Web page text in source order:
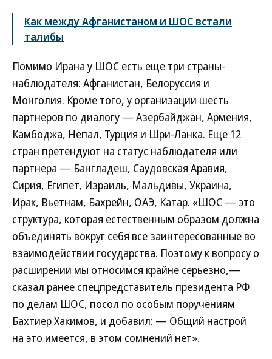
Как между Афганистаном и ШОС встали
талибы
Помимо Ирана у ШОС есть еще три страны-
наблюдателя: Афганистан, Белоруссия и
Монголия. Кроме того, у организации шесть
партнеров по диалогу — Азербайджан, Армения,
Камбоджа, Непал, Турция и Шри-Ланка. Еще 12
стран претендуют на статус наблюдателя или
партнера — Бангладеш, Саудовская Аравия,
Сирия, Египет, Израиль, Мальдивы, Украина,
Ирак, Вьетнам, Бахрейн, ОАЭ, Катар. «ШОС — это
структура, которая естественным образом должна
объединять вокруг себя все заинтересованные во
взаимодействии государства. Поэтому к вопросу о
расширении мы относимся крайне серьезно,—
сказал ранее спецпредставитель президента РФ
по делам ШОС, посол по особым поручениям
Бахтиер Хакимов, и добавил: — Общий настрой
на это имеется, в этом сомнений нет».